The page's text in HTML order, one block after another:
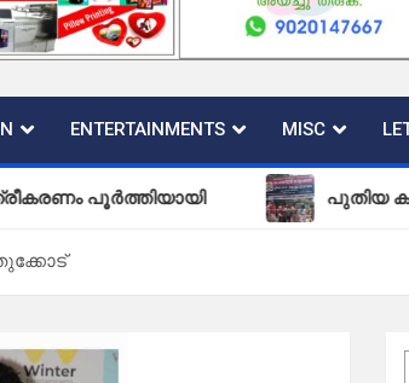
ENTERTAINMENTS MISC
പുതിയ